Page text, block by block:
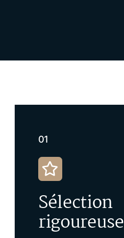
01
Sélection
rigoureuse